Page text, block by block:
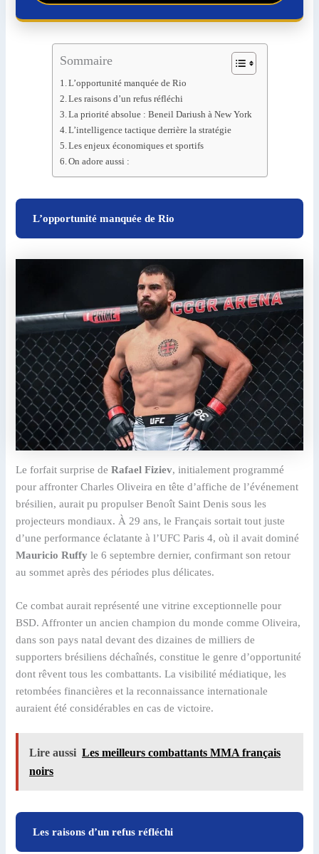
Sommaire
L’opportunité manquée de Rio
Les raisons d’un refus réfléchi
La priorité absolue : Beneil Dariush à New York
L’intelligence tactique derrière la stratégie
Les enjeux économiques et sportifs
On adore aussi :
L’opportunité manquée de Rio
Le forfait surprise deRafael Fiziev, initialement programmé
pour affronter Charles Oliveira en tête d’affiche de l’événement
brésilien, aurait pu propulser Benoît Saint Denis sous les
projecteurs mondiaux. À 29 ans, le Français sortait tout juste
d’une performance éclatante à l’UFC Paris 4, où il avait dominé
Mauricio Ruffy le 6 septembre dernier, confirmant son retour
au sommet après des périodes plus délicates.
Ce combat aurait représenté une vitrine exceptionnelle pour
BSD. Affronter un ancien champion du monde comme Oliveira,
dans son pays natal devant des dizaines de milliers de
supporters brésiliens déchaînés, constitue le genre d’opportunité
dont rêvent tous les combattants. La visibilité médiatique, les
retombées financières et la reconnaissance internationale
auraient été considérables en cas de victoire.
Lire aussi Les meilleurs combattants MMA français
noirs
Les raisons d’un refus réfléchi